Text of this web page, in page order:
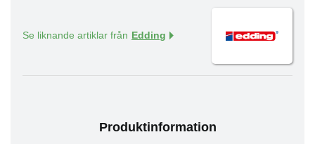
Se liknande artiklar från Edding
Produktinformation